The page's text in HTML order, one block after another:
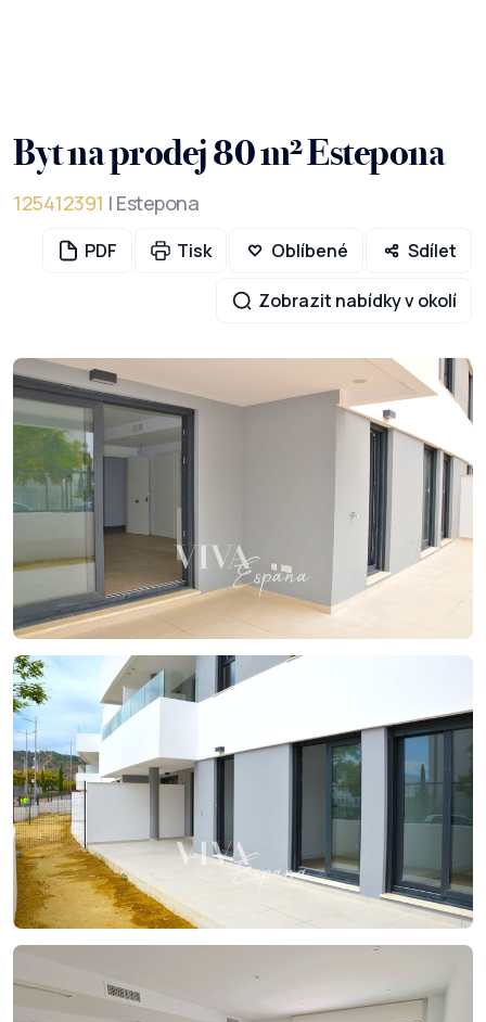
Byt na prodej 80 m² Estepona
125412391 | Estepona
PDF Tisk Oblíbené Sdílet
Zobrazit nabídky v okolí